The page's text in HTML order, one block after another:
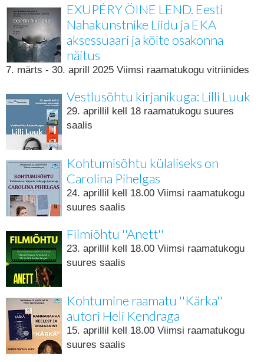
EXUPÉRY ÖINE LEND. Eesti
Nahakunstnike Liidu ja EKA
aksessuaari ja köite osakonna
näitus
7. märts - 30. aprill 2025 Viimsi raamatukogu vitriinides
Vestlusõhtu kirjanikuga: Lilli Luuk
29. aprillil kell 18 raamatukogu suures
saalis
Kohtumisõhtu külaliseks on
Carolina Pihelgas
24. aprillil kell 18.00 Viimsi raamatukogu
suures saalis
Filmiõhtu ''Anett''
23. aprillil kell 18.00 Viimsi raamatukogu
suures saalis
Kohtumine raamatu ''Kärka''
autori Heli Kendraga
15. aprillil kell 18.00 Viimsi raamatukogu
suures saalis